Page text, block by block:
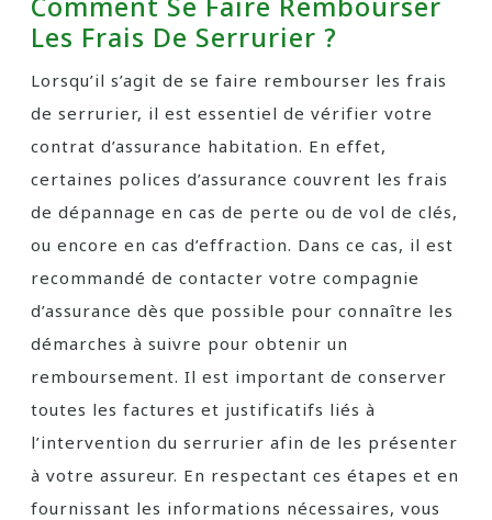
Les Frais De Serrurier ?
Lorsqu’il s’agit de se faire rembourser les frais
de serrurier, il est essentiel de vérifier votre
contrat d’assurance habitation. En effet,
certaines polices d’assurance couvrent les frais
de dépannage en cas de perte ou de vol de clés,
ou encore en cas d’effraction. Dans ce cas, il est
recommandé de contacter votre compagnie
d’assurance dès que possible pour connaître les
démarches à suivre pour obtenir un
remboursement. Il est important de conserver
toutes les factures et justificatifs liés à
l’intervention du serrurier afin de les présenter
à votre assureur. En respectant ces étapes et en
fournissant les informations nécessaires, vous